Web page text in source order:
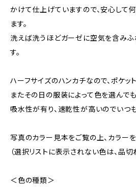
かけて仕上げていますので、安心して
ます。
洗えば洗うほどガーゼに空気を含み
す。
ハーフサイズのハンカチなので、ポケッ
またその日の服装によって色を選んで
吸水性が有り、速乾性が高いのでいつ
写真のカラー見本をご覧の上、カラーを
（選択リストに表示されない色は、品切
＜色の種類＞